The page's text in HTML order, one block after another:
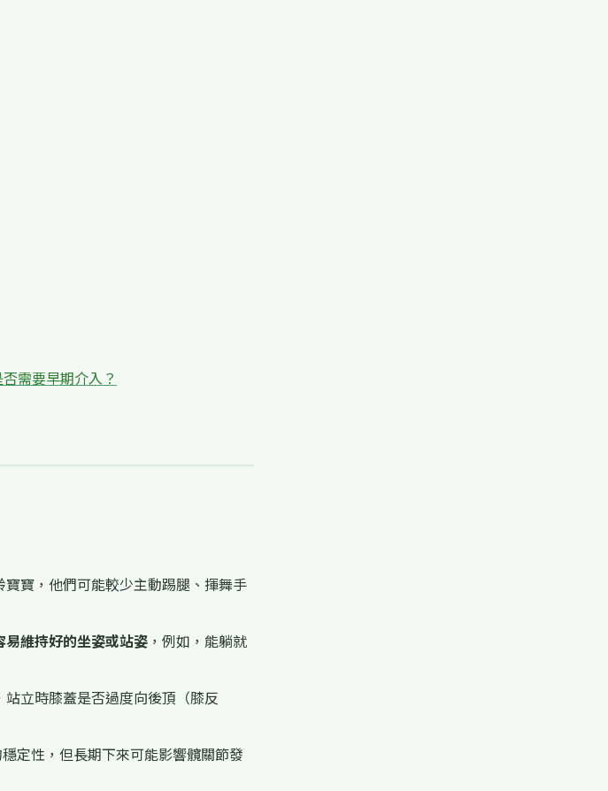
需要早期介入？
寶寶，他們可能較少主動踢腿、揮舞手
易維持好的坐姿或站姿 ，例如，能躺就
站立時膝蓋是否過度向後頂（膝反
定性，但長期下來可能影響髖關節發